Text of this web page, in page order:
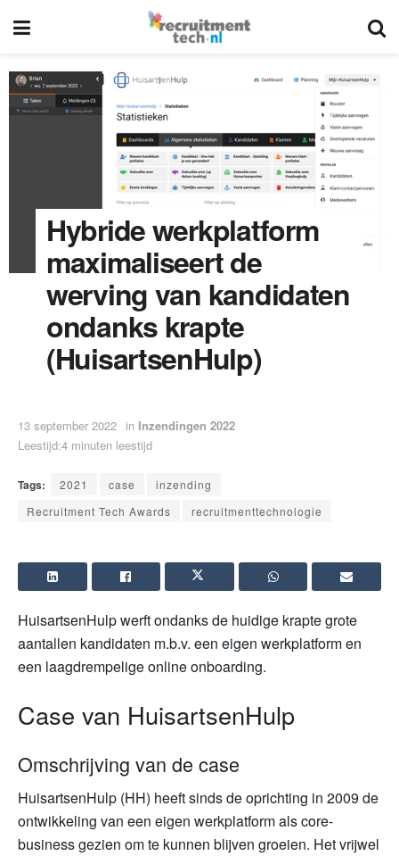
Hybride werkplatform
maximaliseert de
werving van kandidaten
ondanks krapte
(HuisartsenHulp)
13 september 2022 in Inzendingen 2022
Leestijd:4 minuten leestijd
Tags: 2021 case
inzending
Recruitment Tech Awards
recruitmenttechnologie
HuisartsenHulp werft ondanks de huidige krapte grote
aantallen kandidaten m.b.v. een eigen werkplatform en
een laagdrempelige online onboarding.
Case van HuisartsenHulp
Omschrijving van de case
HuisartsenHulp (HH) heeft sinds de oprichting in 2009 de
ontwikkeling van een eigen werkplatform als core-
business gezien om te kunnen blijven groeien. Het vrijwel